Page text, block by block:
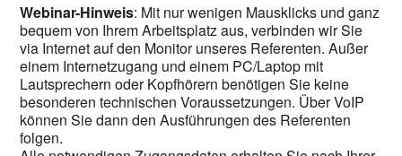
Webinar-Hinweis: Mit nur wenigen Mausklicks und ganz
bequem von Ihrem Arbeitsplatz aus, verbinden wir Sie
via Internet auf den Monitor unseres Referenten. Außer
einem Internetzugang und einem PC/Laptop mit
Lautsprechern oder Kopfhörern benötigen Sie keine
besonderen technischen Voraussetzungen. Über VoIP
können Sie dann den Ausführungen des Referenten
folgen.